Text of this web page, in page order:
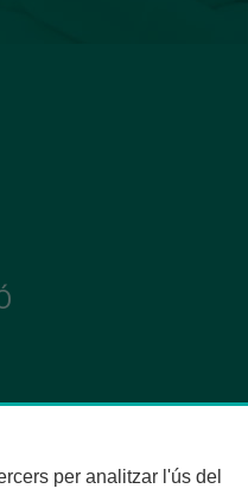
per analitzar l'ús del